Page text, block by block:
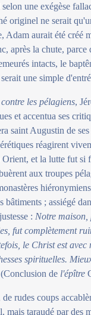
une exégèse
originel ne serait
Adam aurait été créé
après la chute,
intacts, le
une simple
les pélagiens,
et accentua ses
saint Augustin de
réagirent
et la lutte fut si
aux troupes
bâtiments ; assiégé
: Notre
fut complètement
le Christ est avec
spirituelles.
(Conclusion de l'épître
rudes coups
mais taraudé par des